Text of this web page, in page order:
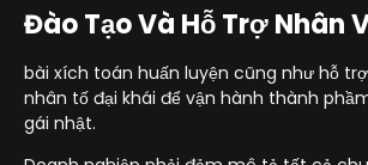
Đào Tạo Và Hỗ Trợ Nhân
bài xích toán huấn luyện cũng như hỗ
nhân tố đại khái để vận hành thành
gái nhật.